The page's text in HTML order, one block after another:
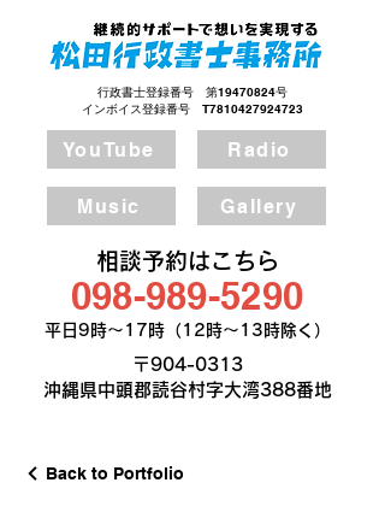
098-989-5290
相談予約はこちら
YouTube Radio
Music Gallery
​平日9時～17時（12時～13時除く）
〒904-0313​
沖縄県中頭郡読谷村字大湾388番地
行政書士登録番号 第19470824号
​インボイス登録番号 T7810427924723
Back to Portfolio